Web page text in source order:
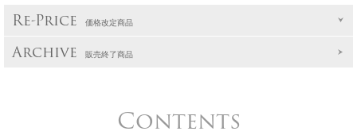
Re-Price 価格改定商品
Archive 販売終了商品
Contents